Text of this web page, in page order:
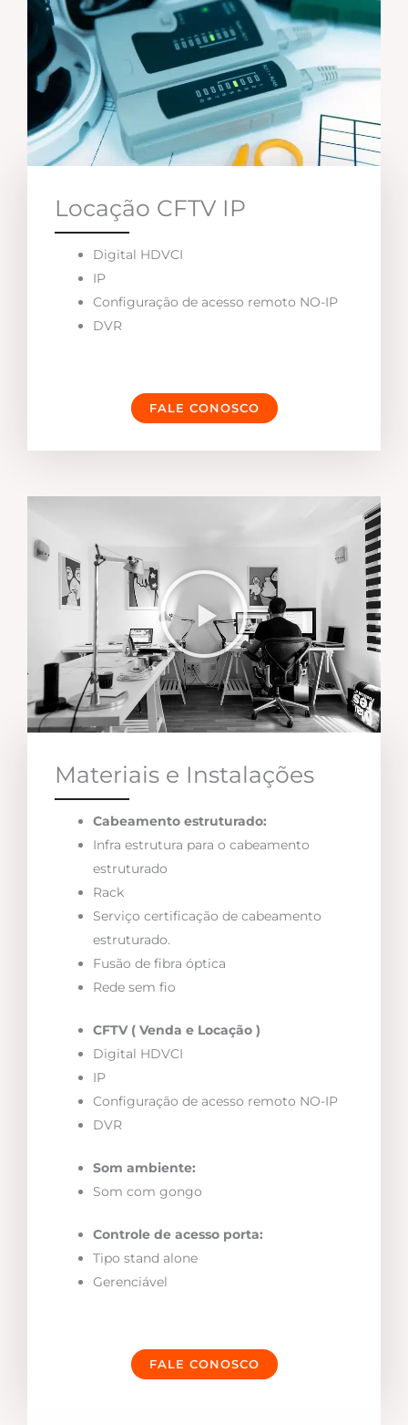
Locação CFTV IP
Digital HDVCI
IP
Configuração de acesso remoto NO-IP
DVR
FALE CONOSCO
Materiais e Instalações
Cabeamento estruturado:
Infra estrutura para o cabeamento
estruturado
Rack
Serviço certificação de cabeamento
estruturado.
Fusão de fibra óptica
Rede sem fio
CFTV ( Venda e Locação )
Digital HDVCI
IP
Configuração de acesso remoto NO-IP
DVR
Som ambiente:
Som com gongo
Controle de acesso porta:
Tipo stand alone
Gerenciável
FALE CONOSCO